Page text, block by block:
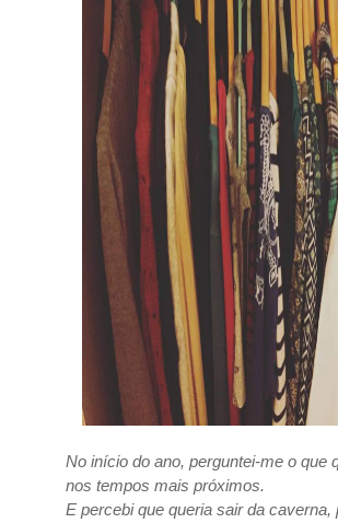
No início do ano, perguntei-me o que
nos tempos mais próximos.
E percebi que queria sair da caverna,